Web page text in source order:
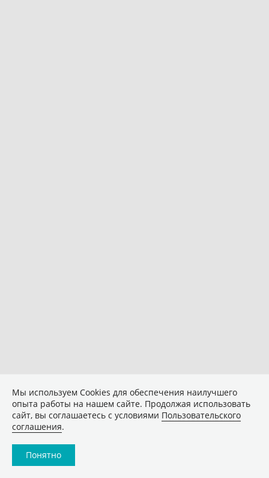
Мы используем Сookies для обеспечения наилучшего
опыта работы на нашем сайте. Продолжая использовать
сайт, вы соглашаетесь с условиями Пользовательского
соглашения.
Понятно